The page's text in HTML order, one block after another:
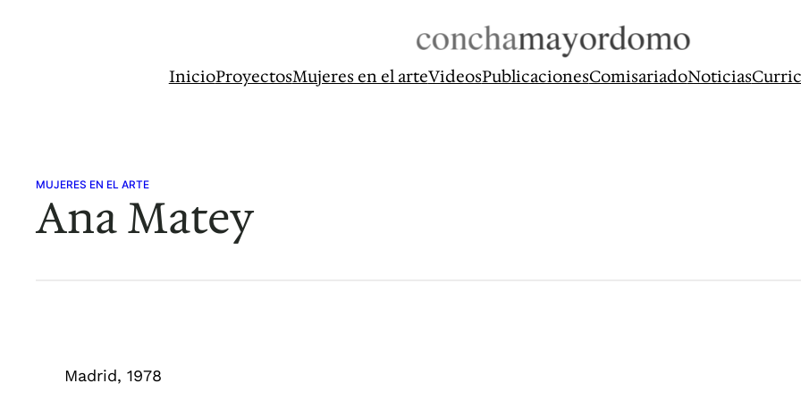
InicioProyectosMujeres en el arteVideosPublicacionesComisariadoNoticias
MUJERES EN EL ARTE
Ana Matey
Madrid, 1978